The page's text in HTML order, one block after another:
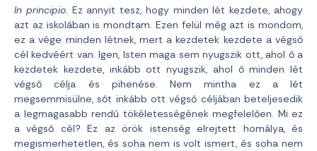
In principio. Ez annyit tesz, hogy minden lét kezdete, ahogy
azt az iskolában is mondtam. Ezen felül még azt is mondom,
ez a vége minden létnek, mert a kezdetek kezdete a végső
cél kedvéért van. Igen, Isten maga sem nyugszik ott, ahol ő a
kezdetek kezdete, inkább ott nyugszik, ahol ő minden lét
végső célja és pihenése. Nem mintha ez a lét
megsemmisülne, sőt inkább ott végső céljában beteljesedik
a legmagasabb rendű tökéletességének megfelelően. Mi ez
a végső cél? Ez az örök istenség elrejtett homálya, és
megismerhetetlen, és soha nem is volt ismert, és soha nem